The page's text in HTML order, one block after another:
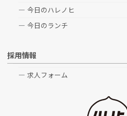
今日のハレノヒ
今日のランチ
採用情報
求人フォーム